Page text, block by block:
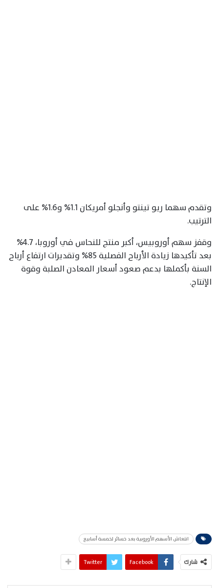
وتقدم سهما ريو تينتو وأنجلو أمريكان 1.1% و1.6% على
الترتيب.
وقفز سهم أوروبيس، أكبر منتج للنحاس في أوروبا، 4.7%
بعد تأكيدها زيادة الأرباح الفصلية 85% وتقديرات ارتفاع أرباح
السنة بأكملها بدعم صعود أسعار المعادن الصلبة وقوة
الإنتاج.
انتعاش الأسهم الأوروبية بعد خسائر لخمسة أسابيع
شارك Facebook
Twitter